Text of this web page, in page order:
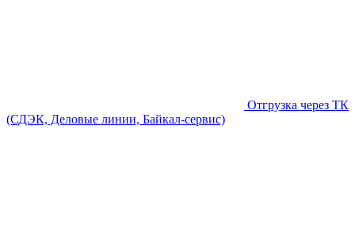
Отгрузка через ТК
(СДЭК, Деловые линии, Байкал-сервис)